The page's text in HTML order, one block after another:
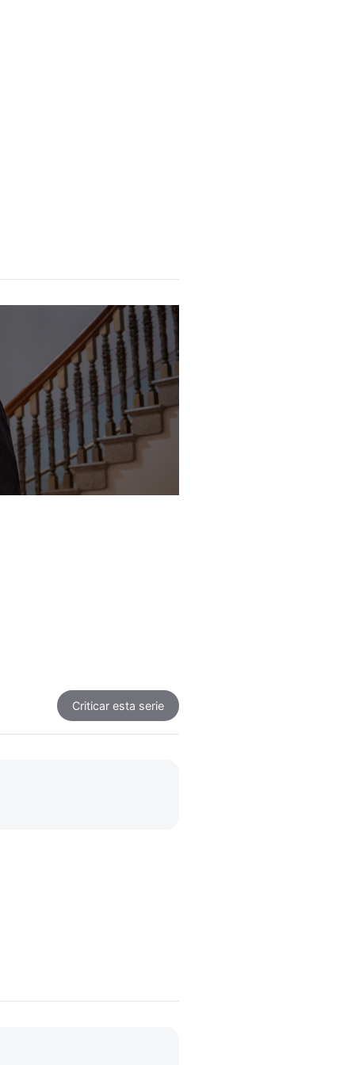
Criticar esta serie